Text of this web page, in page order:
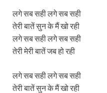
लगे सब सही लगे सब सही
तेरी बातें सुन के मैं खो रही
लगे सब सही लगे सब सही
तेरी मेरी बातें जब हो रही
लगे सब सही लगे सब सही
तेरी बातें सुन के मैं खो रही